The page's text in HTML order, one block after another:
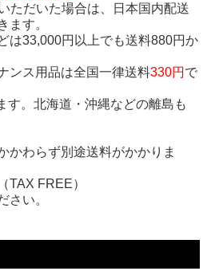
ただいた場合は、日本国内配送
ます。
は33,000円以上でも送料880円か
ンス用品は全国一律送料330円 で
す。北海道・沖縄などの離島も
かわらず別途送料がかかりま
TAX FREE）
さい。